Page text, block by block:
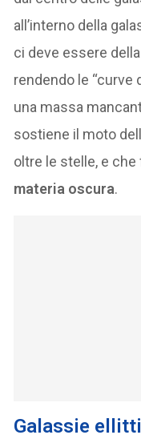
all’interno della
ci deve essere
rendendo le “curve
una massa
sostiene il moto
oltre le stelle, e
materia oscura.
Galassie